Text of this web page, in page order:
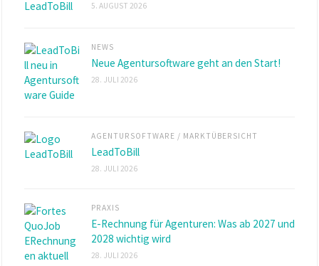
5. AUGUST 2026
NEWS
Neue Agentursoftware geht an den Start!
28. JULI 2026
AGENTURSOFTWARE / MARKTÜBERSICHT
LeadToBill
28. JULI 2026
PRAXIS
E-Rechnung für Agenturen: Was ab 2027 und
2028 wichtig wird
28. JULI 2026